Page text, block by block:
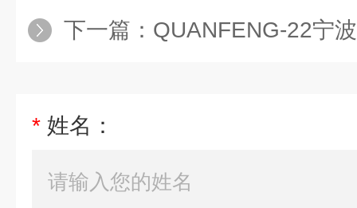
下一篇： QUANFENG-22宁波
* 姓名：